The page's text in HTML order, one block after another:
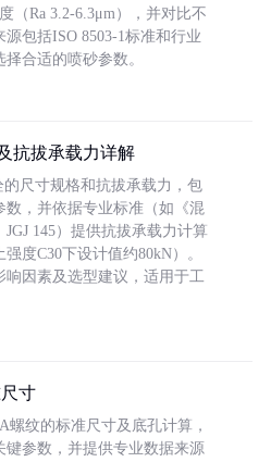
（Ra 3.2-6.3μm），并对比不
包括ISO 8503-1标准和行业
合适的喷砂参数。
抗拔承载力详解
尺寸规格和抗拔承载力，包
，并依据专业标准（如《混
145）提供抗拔承载力计算
度C30下设计值约80kN）。
响因素及选型建议，适用于工
寸
螺纹的标准尺寸及底孔计算，
参数，并提供专业数据来源